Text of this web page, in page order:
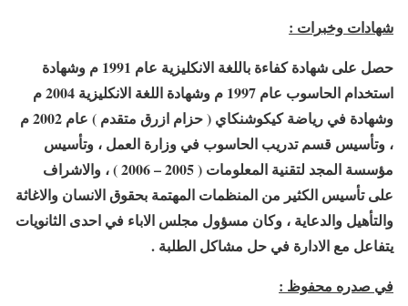
شهادات وخبرات :
حصل على شهادة كفاءة باللغة الانكليزية عام 1991 م وشهادة
استخدام الحاسوب عام 1997 م وشهادة اللغة الانكليزية 2004 م
وشهادة في رياضة كيكوشنكاي ( حزام ازرق متقدم ) عام 2002 م
، وتأسيس قسم تدريب الحاسوب في وزارة العمل ، وتأسيس
مؤسسة المجد لتقنية المعلومات ( 2005 – 2006 ) ، والاشراف
على تأسيس الكثير من المنظمات المهتمة بحقوق الانسان والاغاثة
والتأهيل والدعاية ، وكان مسؤول مجلس الاباء في احدى الثانويات
يتفاعل مع الادارة في حل مشاكل الطلبة .
في صدره محفوظ :